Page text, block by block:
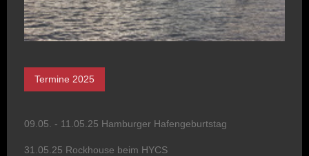
Termine 2025
09.05. - 11.05.25 Hamburger Hafengeburtstag
31.05.25 Rockhouse beim HYCS